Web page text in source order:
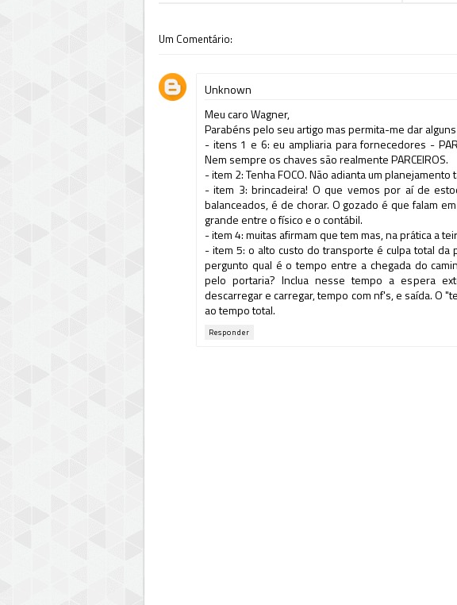
Um Comentário:
Unknown
Meu caro Wagner,
Parabéns pelo seu artigo mas permita-me dar
- itens 1 e 6: eu ampliaria para fornecedores -
Nem sempre os chaves são realmente PARCEIROS.
- item 2: Tenha FOCO. Não adianta um planejamento
- item 3: brincadeira! O que vemos por aí de
balanceados, é de chorar. O gozado é que falam
grande entre o físico e o contábil.
- item 4: muitas afirmam que tem mas, na prática a
- item 5: o alto custo do transporte é culpa total da
pergunto qual é o tempo entre a chegada do
pelo portaria? Inclua nesse tempo a espera
descarregar e carregar, tempo com nf's, e saída. O
ao tempo total.
Responder